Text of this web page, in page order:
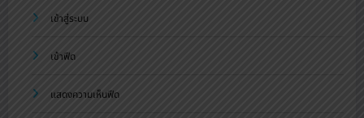
เข้าสู่ระบบ
เข้าฟีด
แสดงความเห็นฟีด